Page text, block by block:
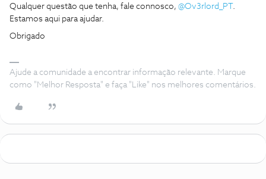
Qualquer questão que tenha, fale connosco, @Ov3rlord_PT .
Estamos aqui para ajudar.
Obrigado
Ajude a comunidade a encontrar informação relevante. Marque
como "Melhor Resposta" e faça "Like" nos melhores comentários.